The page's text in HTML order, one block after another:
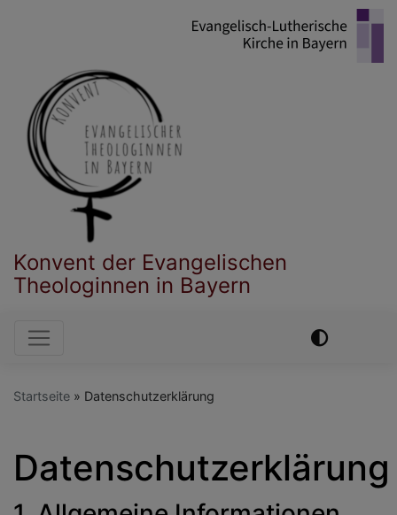
Konvent der Evangelischen
Theologinnen in Bayern
Hauptnavigation
Startseite Datenschutzerklärung
Datenschutzerklärung